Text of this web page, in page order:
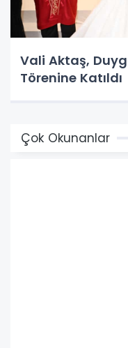
Vali Aktaş,
Törenine Katıldı
Çok Okunanlar